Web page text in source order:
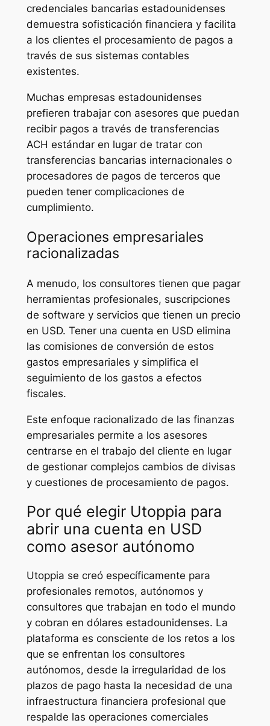
credenciales bancarias estadounidenses
demuestra sofisticación financiera y facilita
a los clientes el procesamiento de pagos a
través de sus sistemas contables
existentes.
Muchas empresas estadounidenses
prefieren trabajar con asesores que puedan
recibir pagos a través de transferencias
ACH estándar en lugar de tratar con
transferencias bancarias internacionales o
procesadores de pagos de terceros que
pueden tener complicaciones de
cumplimiento.
Operaciones empresariales
racionalizadas
A menudo, los consultores tienen que pagar
herramientas profesionales, suscripciones
de software y servicios que tienen un precio
en USD. Tener una cuenta en USD elimina
las comisiones de conversión de estos
gastos empresariales y simplifica el
seguimiento de los gastos a efectos
fiscales.
Este enfoque racionalizado de las finanzas
empresariales permite a los asesores
centrarse en el trabajo del cliente en lugar
de gestionar complejos cambios de divisas
y cuestiones de procesamiento de pagos.
Por qué elegir Utoppia para
abrir una cuenta en USD
como asesor autónomo
Utoppia se creó específicamente para
profesionales remotos, autónomos y
consultores que trabajan en todo el mundo
y cobran en dólares estadounidenses. La
plataforma es consciente de los retos a los
que se enfrentan los consultores
autónomos, desde la irregularidad de los
plazos de pago hasta la necesidad de una
infraestructura financiera profesional que
respalde las operaciones comerciales